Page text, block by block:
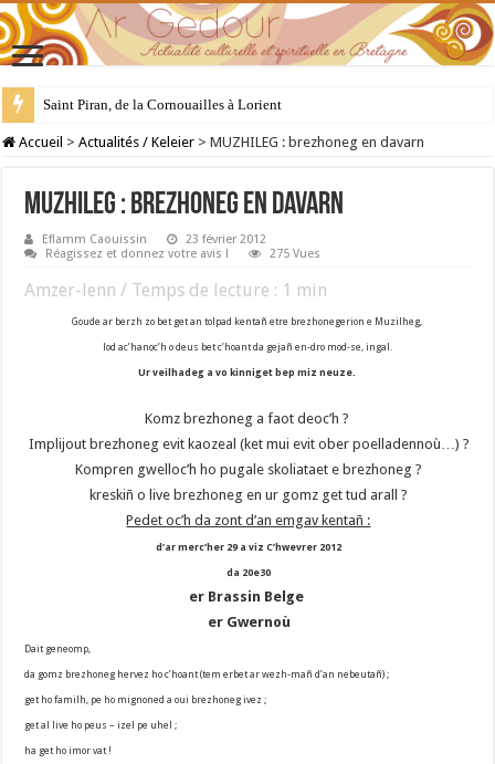
Saint Piran, de la Cornouailles à Lorient
28 juillet : Saint Samson de Dol, père de la Bretagne chrétienne
Accueil > Actualités / Keleier > MUZHILEG : brezhoneg en davarn
MUZHILEG : brezhoneg en davarn
Eflamm Caouissin
23 février 2012
Réagissez et donnez votre avis !
275 Vues
Amzer-lenn / Temps de lecture : 1 min
Goude ar berzh zo bet get an tolpad kentañ etre brezhonegerion e Muzilheg,
lod ac’hanoc’h o deus bet c’hoant da gejañ en-dro mod-se, ingal.
Ur veilhadeg a vo kinniget bep miz neuze.
Komz brezhoneg a faot deoc’h ?
Implijout brezhoneg evit kaozeal (ket mui evit ober poelladennoù…) ?
Kompren gwelloc’h ho pugale skoliataet e brezhoneg ?
kreskiñ o live brezhoneg en ur gomz get tud arall ?
Pedet oc’h da zont d’an emgav kentañ :
d’ar merc’her 29 a viz C’hwevrer 2012
da 20e30
er Brassin Belge
er Gwernoù
Dait geneomp,
da gomz brezhoneg hervez ho c’hoant (tem erbet ar wezh-mañ d’an nebeutañ) ;
get ho familh, pe ho mignoned a oui brezhoneg ivez ;
get al live ho peus – izel pe uhel ;
ha get ho imor vat !